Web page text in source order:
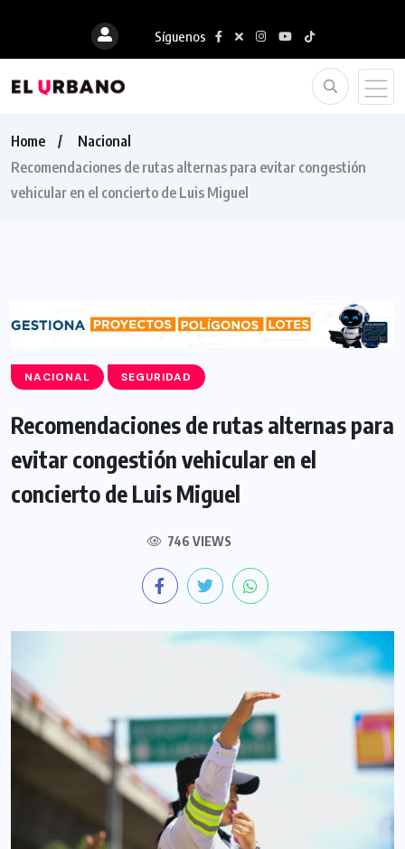
Síguenos
Home
Nacional
Recomendaciones de rutas alternas para evitar congestión
vehicular en el concierto de Luis Miguel
NACIONAL SEGURIDAD
Recomendaciones de rutas alternas para
evitar congestión vehicular en el
concierto de Luis Miguel
746 VIEWS